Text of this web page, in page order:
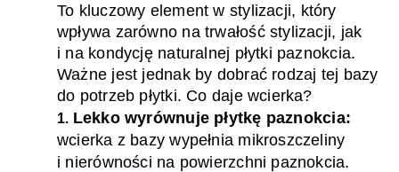
To kluczowy element w stylizacji, który
wpływa zarówno na trwałość stylizacji, jak
i na kondycję naturalnej płytki paznokcia.
Ważne jest jednak by dobrać rodzaj tej bazy
do potrzeb płytki. Co daje wcierka?
1. Lekko wyrównuje płytkę paznokcia:
wcierka z bazy wypełnia mikroszczeliny
i nierówności na powierzchni paznokcia.